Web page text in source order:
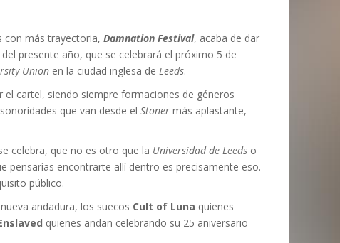
PRIMERAS IMPRESIONES
MARC GUTIÉRREZ 30 ENERO, 2023
DANNENBERGER
MARC GUTIÉRREZ 22 MAYO, 2025
2023
(REEDICIÓN)
MARC GUTIÉRREZ 18 JULIO, 2022
MARC GUTIÉRREZ , 25 AGOSTO, 2016
MARC GUTIÉRREZ , 17 NOVIEMBRE, 2017
con más trayectoria, Damnation Festival, acaba de dar
presente año, que se celebrará el próximo 5 de
Union en la ciudad inglesa de Leeds.
cartel, siendo siempre formaciones de géneros
que van desde el Stoner más aplastante,
celebra, que no es otro que la Universidad de Leeds o
pensarías encontrarte allí dentro es precisamente eso.
público.
andadura, los suecos Cult of Luna quienes
quienes andan celebrando su 25 aniversario